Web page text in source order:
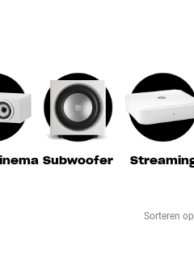
Subwoofer
Sorteren op